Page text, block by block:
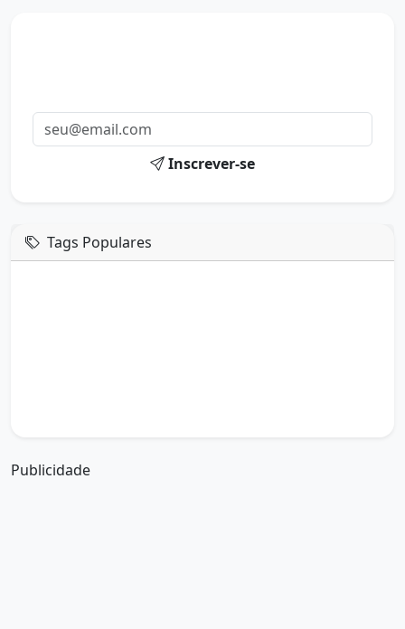
Inscrever-se
Tags Populares
Publicidade